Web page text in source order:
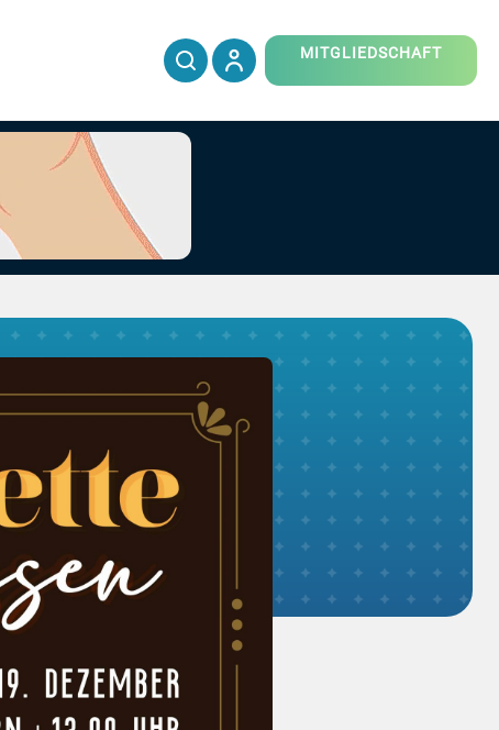
MITGLIEDSCHAFT